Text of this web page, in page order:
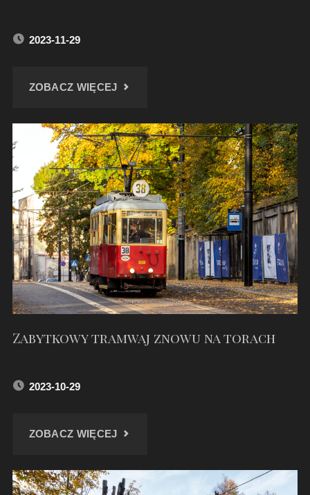
2023-11-29
ZOBACZ WIĘCEJ"PRZEJAZDEM
–
SZYB
MACIEJ"
Zabytkowy tramwaj znowu na torach
2023-10-29
ZOBACZ WIĘCEJ"ZABYTKOWY
TRAMWAJ